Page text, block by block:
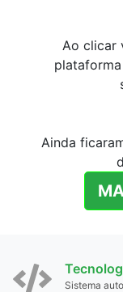
Ao clicar
Ainda
Sistema